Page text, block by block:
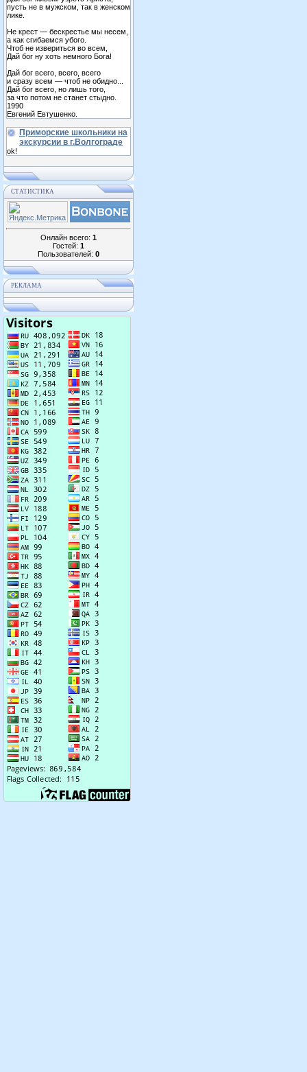
пусть не в мужском, так в женском
лике.
Не крест — бескрестье мы несем,
а как сгибаемся убого.
Чтоб не извериться во всем,
Дай бог ну хоть немного Бога!
Дай бог всего, всего, всего
и сразу всем — чтоб не обидно...
Дай бог всего, но лишь того,
за что потом не станет стыдно.
1990
Евгений Евтушенко.
Приморские школьники на
экскурсии в г.Волгограде
ok!
СТАТИСТИКА
Онлайн всего: 1
Гостей: 1
Пользователей: 0
РЕКЛАМА